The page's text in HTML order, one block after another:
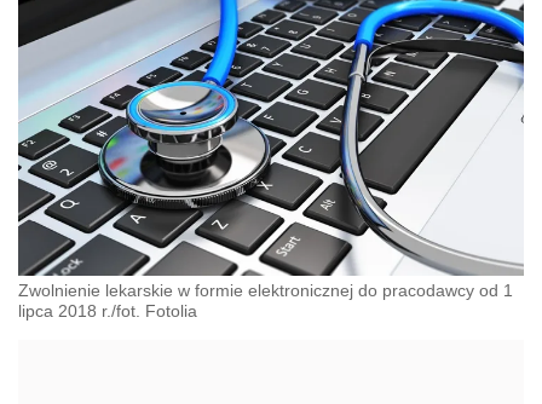
Zwolnienie lekarskie w formie elektronicznej do pracodawcy od 1
lipca 2018 r./fot. Fotolia